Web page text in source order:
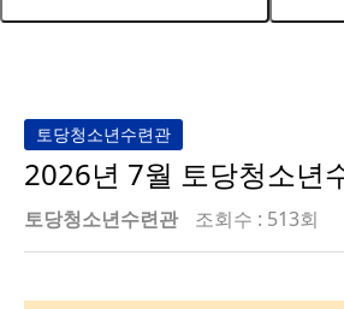
토당청소년수련관
2026년 7월 토당청소년
토당청소년수련관 조회수 : 513회